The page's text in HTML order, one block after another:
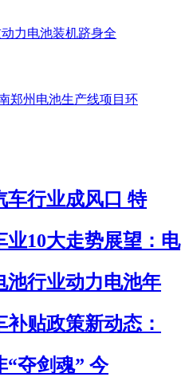
力电池装机跻身全
郑州电池生产线项目环
车行业成风口 特
业10大走势展望：电
池行业动力电池年
补贴政策新动态：
“夺剑魂” 今